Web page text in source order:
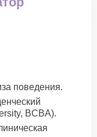
поведения.
BCBA).